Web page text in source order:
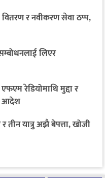
र नवीकरण सेवा ठप्प,
लिएर
रेडियोमाथि मुद्दा र
आदेश
यात्रु अझै बेपत्ता, खोजी